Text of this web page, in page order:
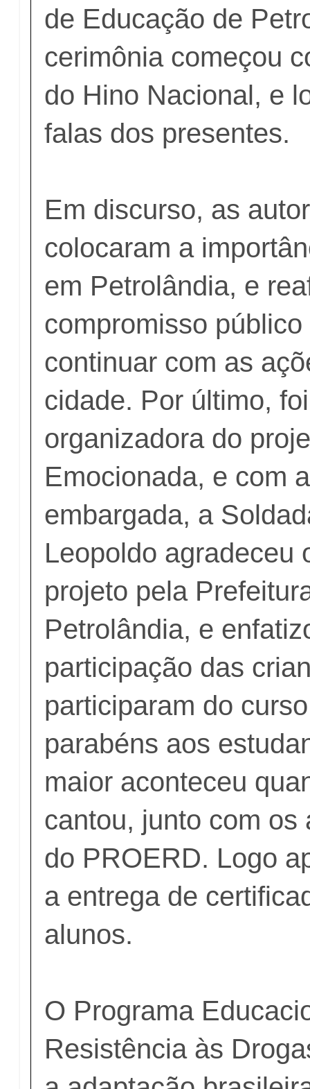
de Educação de
cerimônia começou
do Hino Nacional, e
falas dos presentes.
Em discurso, as
colocaram a
em Petrolândia, e
compromisso
continuar com as
cidade. Por último,
organizadora do
Emocionada, e com
embargada, a
Leopoldo agradeceu
projeto pela
Petrolândia, e
participação das
participaram do
parabéns aos
maior aconteceu
cantou, junto com os
do PROERD. Logo
a entrega de
alunos.
O Programa
Resistência às